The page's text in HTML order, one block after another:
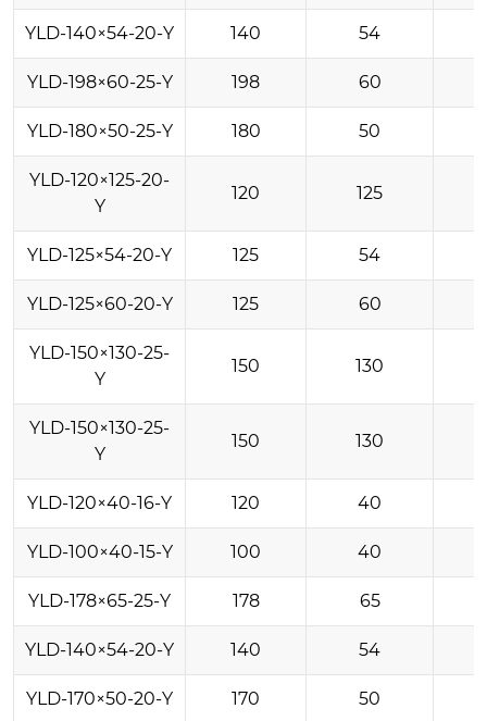
YLD-140×54-20-Y 140 54
YLD-198×60-25-Y 198 60
YLD-180×50-25-Y 180 50
YLD-120×125-20-
Y
120 125
YLD-125×54-20-Y 125 54
YLD-125×60-20-Y 125 60
YLD-150×130-25-
Y
150 130
YLD-150×130-25-
Y
150 130
YLD-120×40-16-Y 120 40
YLD-100×40-15-Y 100 40
YLD-178×65-25-Y 178 65
YLD-140×54-20-Y 140 54
YLD-170×50-20-Y 170 50